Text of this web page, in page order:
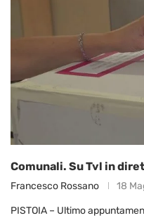
Comunali. Su Tvl in
Francesco Rossano 18
PISTOIA – Ultimo